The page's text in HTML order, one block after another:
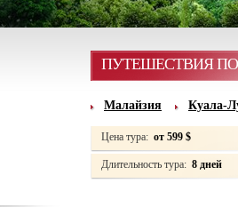
ПУТЕШЕСТВИЯ
Малайзия Куала-
Цена тура: от 599 $
Длительность тура: 8 дней